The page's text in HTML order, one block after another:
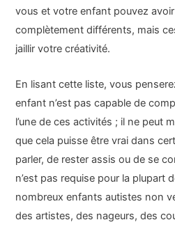
vous et votre enfant pouvez
complètement différents, mais
jaillir votre créativité.
En lisant cette liste, vous
enfant n’est pas capable de
l’une de ces activités ; il ne peut
que cela puisse être vrai dans
parler, de rester assis ou de se
n’est pas requise pour la plupart
nombreux enfants autistes non
des artistes, des nageurs, des